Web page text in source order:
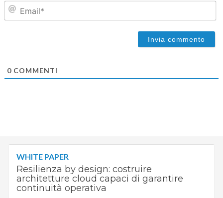
0COMMENTI
WHITE PAPER
Resilienza by design: costruire
architetture cloud capaci di garantire
continuità operativa